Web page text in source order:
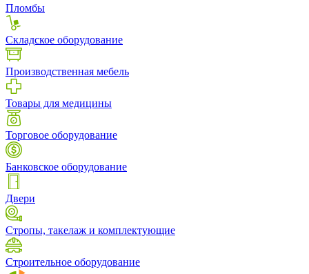
Пломбы
Складское оборудование
Производственная мебель
Товары для медицины
Торговое оборудование
Банковское оборудование
Двери
Стропы, такелаж и комплектующие
Строительное оборудование